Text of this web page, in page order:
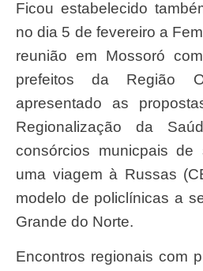
Ficou estabelecido também no encontro, que
no dia 5 de fevereiro a
reunião em Mossoró
prefeitos da Região
apresentado as
Regionalização da
consórcios municpais
uma viagem à Russas
modelo de policlínicas a
Grande do Norte.
Encontros regionais com prefeitos nas demais